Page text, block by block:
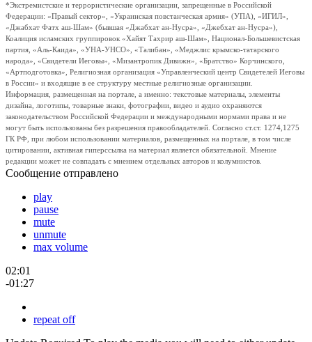
*Экстремистские и террористические организации, запрещенные в Российской
Федерации: «Правый сектор», «Украинская повстанческая армия» (УПА), «ИГИЛ»,
«Джабхат Фатх аш-Шам» (бывшая «Джабхат ан-Нусра», «Джебхат ан-Нусра»),
Коалиция исламских группировок «Хайят Тахрир аш-Шам», Национал-Большевистская
партия, «Аль-Каида», «УНА-УНСО», «Талибан», «Меджлис крымско-татарского
народа», «Свидетели Иеговы», «Мизантропик Дивижн», «Братство» Корчинского,
«Артподготовка», Религиозная организация «Управленческий центр Свидетелей Иеговы
в России» и входящие в ее структуру местные религиозные организации.
Информация, размещенная на портале, а именно: текстовые материалы, элементы
дизайна, логотипы, товарные знаки, фотографии, видео и аудио охраняются
законодательством Российской Федерации и международными нормами права и не
могут быть использованы без разрешения правообладателей. Согласно ст.ст. 1274,1275
ГК РФ, при любом использовании материалов, размещенных на портале, в том числе
цитировании, активная гиперссылка на материал является обязательной. Мнение
редакции может не совпадать с мнением отдельных авторов и колумнистов.
Сообщение отправлено
play
pause
mute
unmute
max volume
02:01
-01:27
repeat off